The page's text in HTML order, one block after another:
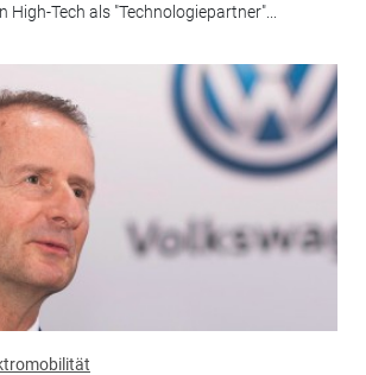
High-Tech als "Technologiepartner"...